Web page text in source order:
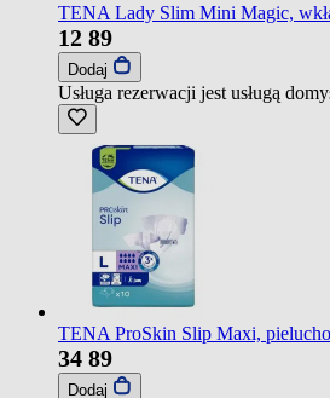
TENA Lady Slim Mini Magic,
12 89
Dodaj
Usługa rezerwacji jest usługą
TENA ProSkin Slip Maxi,
34 89
Dodaj